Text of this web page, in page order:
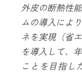
外皮の断熱性
ムの導入によ
ネを実現（省
を導入して、
ことを目指し